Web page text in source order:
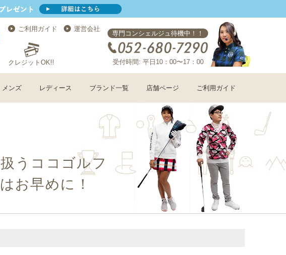
ご利用ガイド 運営会社
クレジットOK!!
専門コンシェルジュ待機中！！
受付時間: 平日10：00〜17：00
メンズ レディース ブランド一覧 店舗ページ ご利用ガイド
うココゴルフ
お早めに！